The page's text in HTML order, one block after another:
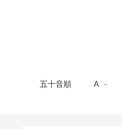
五十音順 A